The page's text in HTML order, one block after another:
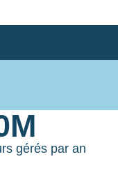
gérés par an